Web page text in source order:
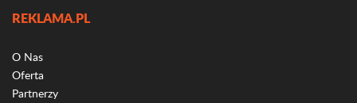
REKLAMA.PL
O Nas
Oferta
Partnerzy